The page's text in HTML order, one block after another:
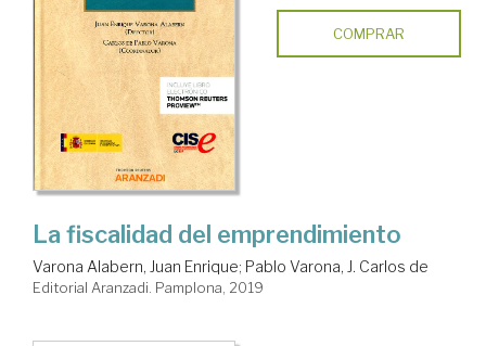
COMPRAR
La fiscalidad del emprendimiento
Varona Alabern, Juan Enrique; Pablo Varona, J. Carlos de
Editorial Aranzadi. Pamplona, 2019